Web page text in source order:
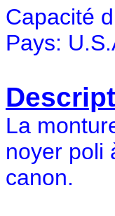
Capacité
Pays:
La
noyer poli
canon.